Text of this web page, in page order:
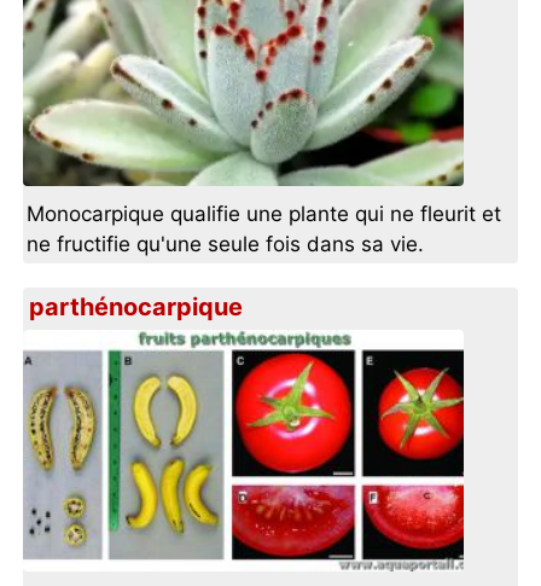
Monocarpique qualifie une plante qui ne fleurit et
ne fructifie qu'une seule fois dans sa vie.
parthénocarpique